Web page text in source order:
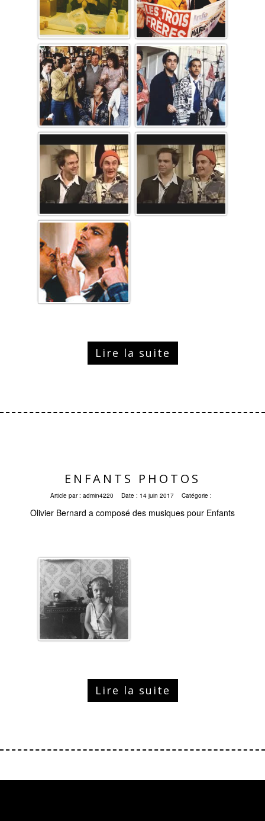
Lire la suite
ENFANTS PHOTOS
Article par : admin4220 Date : 14 juin 2017 Catégorie :
Olivier Bernard a composé des musiques pour Enfants
Lire la suite